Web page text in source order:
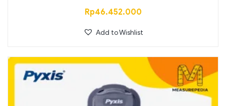
Rp46.452.000
Add to Wishlist